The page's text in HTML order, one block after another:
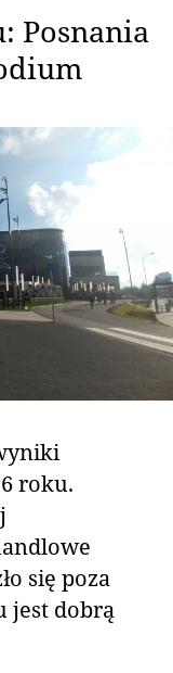
Posnania
roku.
się poza
jest dobrą